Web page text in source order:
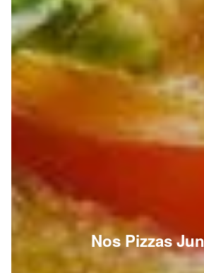
Nos Pizzas